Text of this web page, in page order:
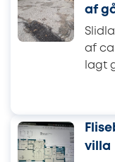
af
af ca
lagt
villa